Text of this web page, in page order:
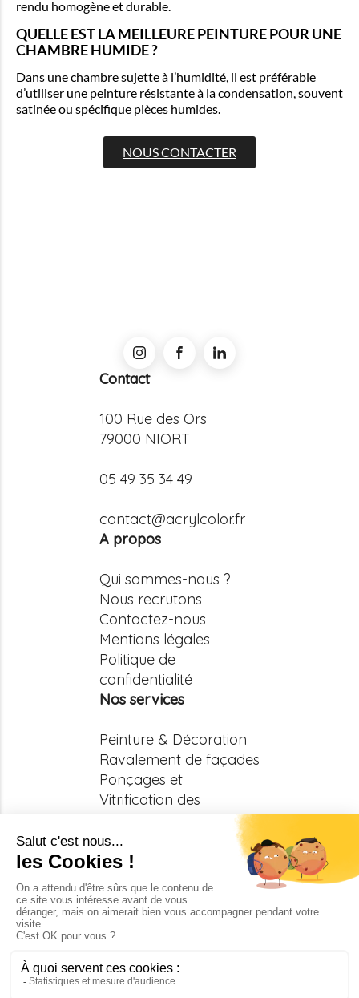
rendu homogène et durable.
QUELLE EST LA MEILLEURE PEINTURE POUR UNE
CHAMBRE HUMIDE ?
Dans une chambre sujette à l’humidité, il est préférable
d’utiliser une peinture résistante à la condensation, souvent
satinée ou spécifique pièces humides.
NOUS CONTACTER
Contact
100 Rue des Ors
79000 NIORT
05 49 35 34 49
contact@acrylcolor.fr
A propos
Qui sommes-nous ?
Nous recrutons
Contactez-nous
Mentions légales
Politique de
confidentialité
Nos services
Peinture & Décoration
Ravalement de façades
Ponçages et
Vitrification des
Bardages
Résines de sols & Béton
ciré
Revêtements de sols
Notre réseau
Nos clients
Nos réalisations